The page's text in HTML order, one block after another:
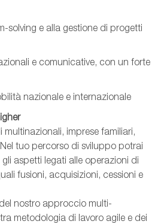
solving e alla gestione di progetti
e comunicative, con un forte
nazionale e internazionale
imprese familiari,
tuo percorso di sviluppo potrai
aspetti legati alle operazioni di
fusioni, acquisizioni, cessioni e
nostro approccio multi-
metodologia di lavoro agile e dei